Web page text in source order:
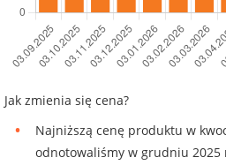
Jak zmienia się cena?
Najniższą cenę produktu w
odnotowaliśmy w grudniu 2025